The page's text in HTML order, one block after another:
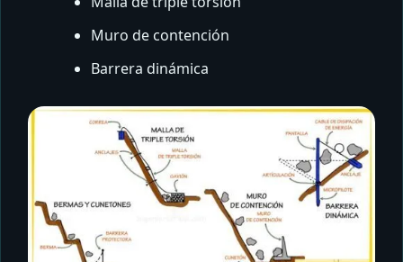
Muro de contención
Barrera dinámica